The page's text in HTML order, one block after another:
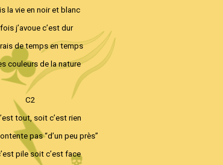
la vie en noir et blanc
j’avoue c’est dur
de temps en temps
couleurs de la nature
C2
tout, soit c’est rien
pas “d’un peu près”
pile soit c’est face